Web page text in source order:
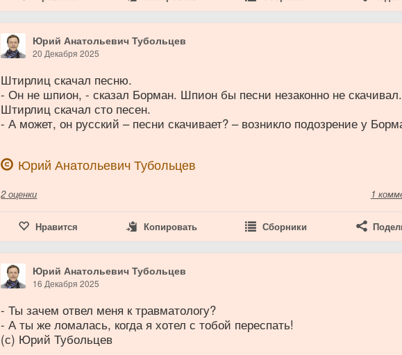
Юрий Анатольевич Тубольцев
20 Декабря 2025
Штирлиц скачал песню.
- Он не шпион, - сказал Борман. Шпион бы песни незаконно не скачивал.
Штирлиц скачал сто песен.
- А может, он русский – песни скачивает? – возникло подозрение у
Юрий Анатольевич Тубольцев
2 оценки 1
Нравится Копировать Сборники
Юрий Анатольевич Тубольцев
16 Декабря 2025
- Ты зачем отвел меня к травматологу?
- А ты же ломалась, когда я хотел с тобой переспать!
(с) Юрий Тубольцев